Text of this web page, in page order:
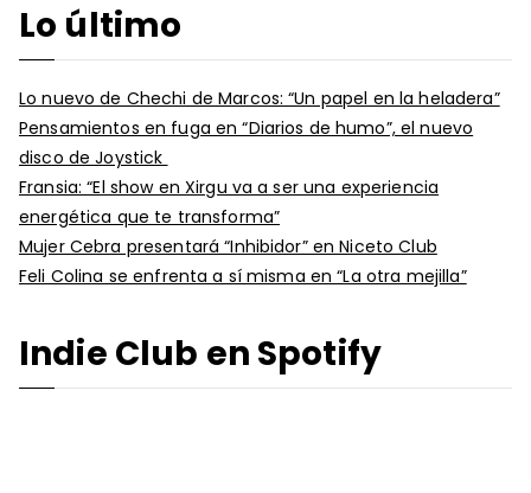
Lo último
Lo nuevo de Chechi de Marcos: “Un papel en la heladera”
Pensamientos en fuga en “Diarios de humo”, el nuevo
disco de Joystick
Fransia: “El show en Xirgu va a ser una experiencia
energética que te transforma”
Mujer Cebra presentará “Inhibidor” en Niceto Club
Feli Colina se enfrenta a sí misma en “La otra mejilla”
Indie Club en Spotify